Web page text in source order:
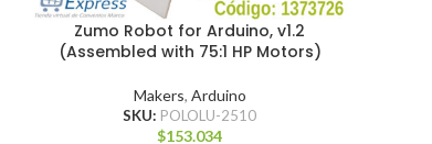
Zumo Robot for Arduino, v1.2
(Assembled with 75:1 HP Motors)
Makers, Arduino
SKU: POLOLU-2510
$153.034